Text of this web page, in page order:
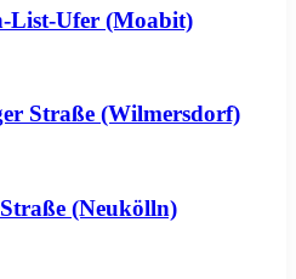
List-Ufer (Moabit)
Straße (Wilmersdorf)
(Neukölln)